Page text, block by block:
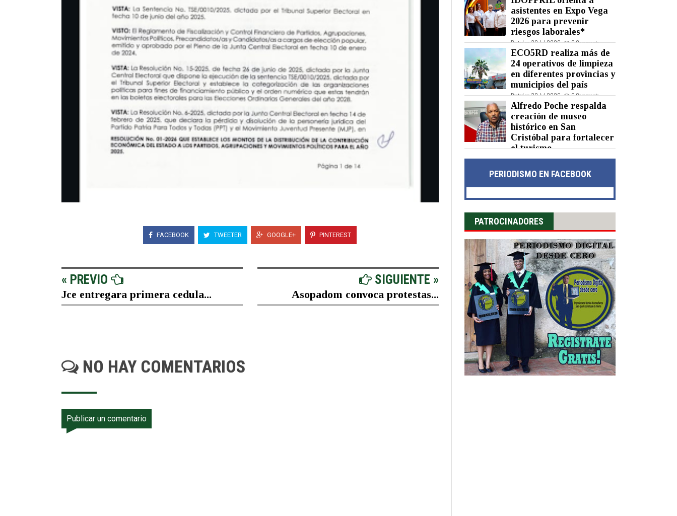
FACEBOOK TWEETER GOOGLE+ PINTEREST
« PREVIO
Jce entregara primera cedula...
SIGUIENTE »
Asopadom convoca protestas...
NO HAY COMENTARIOS
Publicar un comentario
asistentes en Expo Vega
2026 para prevenir
riesgos laborales*
Posted on 30 Jul 2026 - 0 Comments
ECO5RD realiza más de
24 operativos de limpieza
en diferentes provincias y
municipios del país
Posted on 30 Jul 2026 - 0 Comments
Alfredo Poche respalda
creación de museo
histórico en San
Cristóbal para fortalecer
el turismo
Posted on 30 Jul 2026 - 0 Comments
PERIODISMO EN FACEBOOK
PATROCINADORES